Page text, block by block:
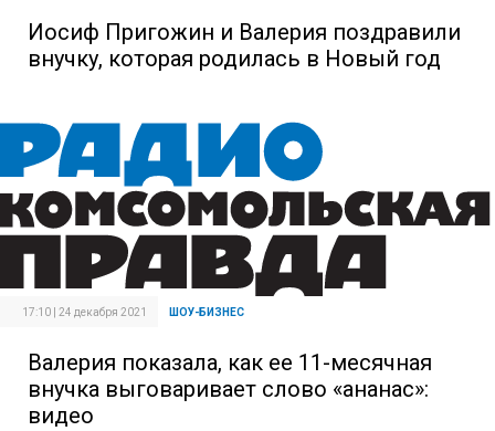
Иосиф Пригожин и Валерия поздравили
внучку, которая родилась в Новый год
17:10 | 24 декабря 2021 ШОУ-БИЗНЕС
Валерия показала, как ее 11-месячная
внучка выговаривает слово «ананас»:
видео